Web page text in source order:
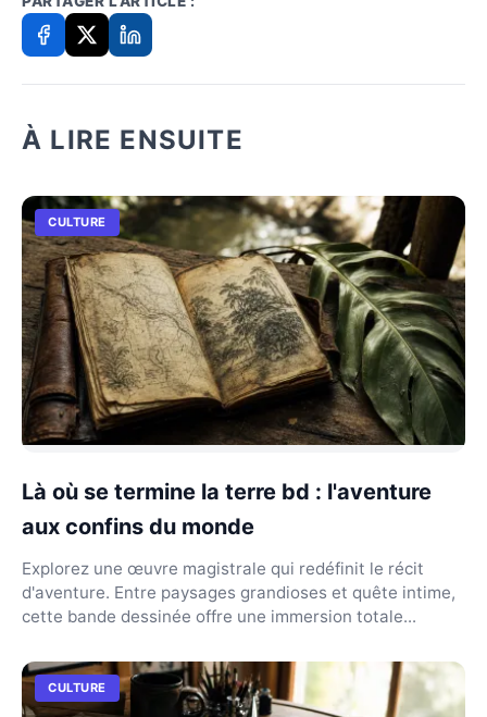
À LIRE ENSUITE
CULTURE
Là où se termine la terre bd : l'aventure
aux confins du monde
Explorez une œuvre magistrale qui redéfinit le récit
d'aventure. Entre paysages grandioses et quête intime,
cette bande dessinée offre une immersion totale...
CULTURE